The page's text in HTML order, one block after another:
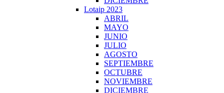
Lotaip 2023
ABRIL
MAYO
JUNIO
JULIO
AGOSTO
SEPTIEMBRE
OCTUBRE
NOVIEMBRE
DICIEMBRE